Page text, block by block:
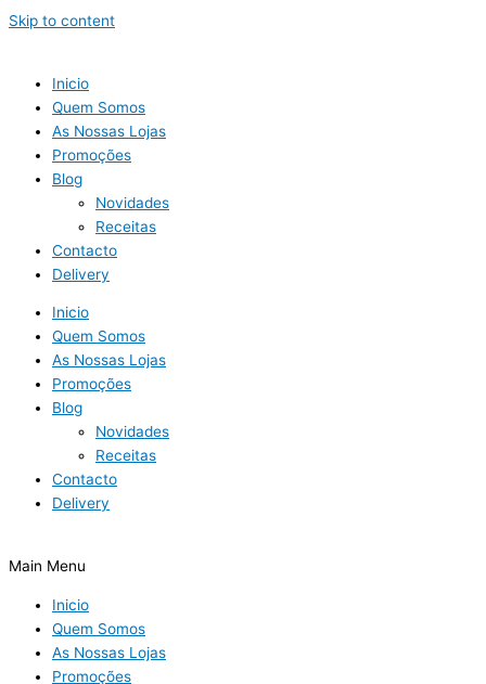
Skip to content
Inicio
Quem Somos
As Nossas Lojas
Promoções
Blog
Novidades
Receitas
Contacto
Delivery
Inicio
Quem Somos
As Nossas Lojas
Promoções
Blog
Novidades
Receitas
Contacto
Delivery
Main Menu
Inicio
Quem Somos
As Nossas Lojas
Promoções